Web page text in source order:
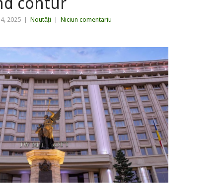
2025 Noutăți Niciun comentariu